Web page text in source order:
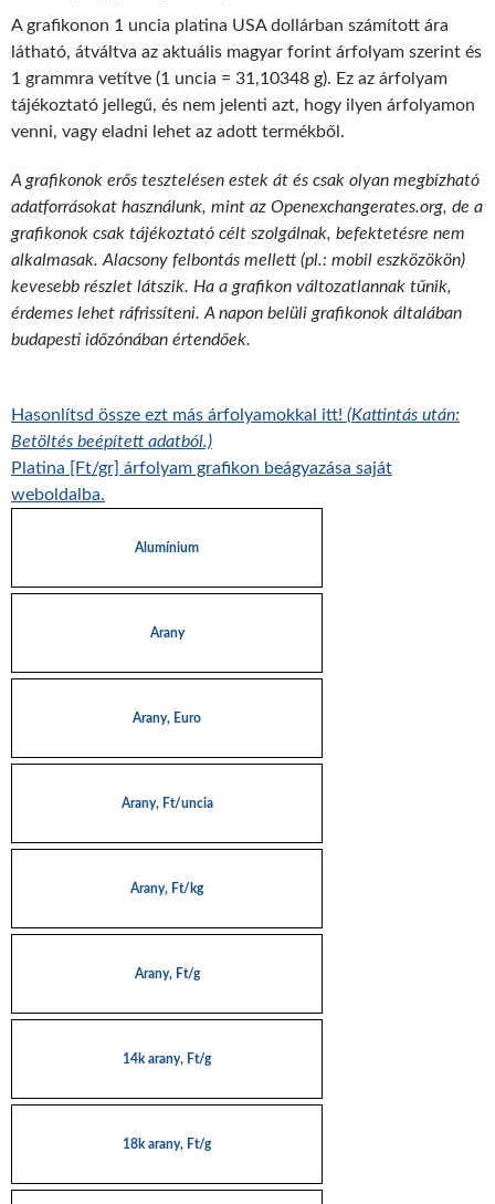
A grafikonon 1 uncia platina USA dollárban számított ára
látható, átváltva az aktuális magyar forint árfolyam szerint és
1 grammra vetítve (1 uncia = 31,10348 g). Ez az árfolyam
tájékoztató jellegű, és nem jelenti azt, hogy ilyen árfolyamon
venni, vagy eladni lehet az adott termékből.
A grafikonok erős tesztelésen estek át és csak olyan megbízható
adatforrásokat használunk, mint az Openexchangerates.org, de a
grafikonok csak tájékoztató célt szolgálnak, befektetésre nem
alkalmasak. Alacsony felbontás mellett (pl.: mobil eszközökön)
kevesebb részlet látszik. Ha a grafikon változatlannak tűnik,
érdemes lehet ráfrissíteni. A napon belüli grafikonok általában
budapesti időzónában értendőek.
Hasonlítsd össze ezt más árfolyamokkal itt! (Kattintás után:
Betöltés beépített adatból.)
Platina [Ft/gr] árfolyam grafikon beágyazása saját
weboldalba.
Alumínium
Arany
Arany, Euro
Arany, Ft/uncia
Arany, Ft/kg
Arany, Ft/g
14k arany, Ft/g
18k arany, Ft/g